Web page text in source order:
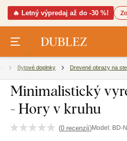
🔥 Letný výpredaj až do -30 %!
Bytové doplnky Drevené obrazy na
Minimalistický
- Hory v kruhu
(0 recenzií)Model: BD-